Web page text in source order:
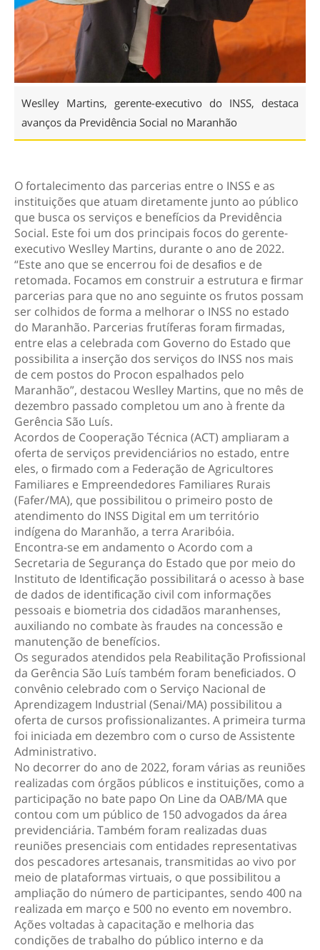
Weslley Martins, gerente-executivo do INSS, destaca
avanços da Previdência Social no Maranhão
O fortalecimento das parcerias entre o INSS e as
instituições que atuam diretamente junto ao público
que busca os serviços e benefícios da Previdência
Social. Este foi um dos principais focos do gerente-
executivo Weslley Martins, durante o ano de 2022.
“Este ano que se encerrou foi de desaﬁos e de
retomada. Focamos em construir a estrutura e ﬁrmar
parcerias para que no ano seguinte os frutos possam
ser colhidos de forma a melhorar o INSS no estado
do Maranhão. Parcerias frutíferas foram ﬁrmadas,
entre elas a celebrada com Governo do Estado que
possibilita a inserção dos serviços do INSS nos mais
de cem postos do Procon espalhados pelo
Maranhão”, destacou Weslley Martins, que no mês de
dezembro passado completou um ano à frente da
Gerência São Luís.
Acordos de Cooperação Técnica (ACT) ampliaram a
oferta de serviços previdenciários no estado, entre
eles, o ﬁrmado com a Federação de Agricultores
Familiares e Empreendedores Familiares Rurais
(Fafer/MA), que possibilitou o primeiro posto de
atendimento do INSS Digital em um território
indígena do Maranhão, a terra Araribóia.
Encontra-se em andamento o Acordo com a
Secretaria de Segurança do Estado que por meio do
Instituto de Identiﬁcação possibilitará o acesso à base
de dados de identiﬁcação civil com informações
pessoais e biometria dos cidadãos maranhenses,
auxiliando no combate às fraudes na concessão e
manutenção de benefícios.
Os segurados atendidos pela Reabilitação Proﬁssional
da Gerência São Luís também foram beneﬁciados. O
convênio celebrado com o Serviço Nacional de
Aprendizagem Industrial (Senai/MA) possibilitou a
oferta de cursos profissionalizantes. A primeira turma
foi iniciada em dezembro com o curso de Assistente
Administrativo.
No decorrer do ano de 2022, foram várias as reuniões
realizadas com órgãos públicos e instituições, como a
participação no bate papo On Line da OAB/MA que
contou com um público de 150 advogados da área
previdenciária. Também foram realizadas duas
reuniões presenciais com entidades representativas
dos pescadores artesanais, transmitidas ao vivo por
meio de plataformas virtuais, o que possibilitou a
ampliação do número de participantes, sendo 400 na
realizada em março e 500 no evento em novembro.
Ações voltadas à capacitação e melhoria das
condições de trabalho do público interno e da